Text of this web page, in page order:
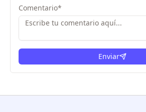
Comentario*
Enviar